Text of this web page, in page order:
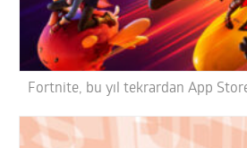
Fortnite, bu yıl tekrardan App